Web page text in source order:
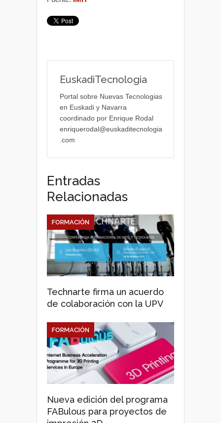
EuskadiTecnologia
Portal sobre Nuevas Tecnologias
en Euskadi y Navarra
coordinado por Enrique Rodal
enriquerodal@euskaditecnologia
.com
Entradas
Relacionadas
Technarte firma un acuerdo
de colaboración con la UPV
FORMACIÓN
Nueva edición del programa
FABulous para proyectos de
FORMACIÓN